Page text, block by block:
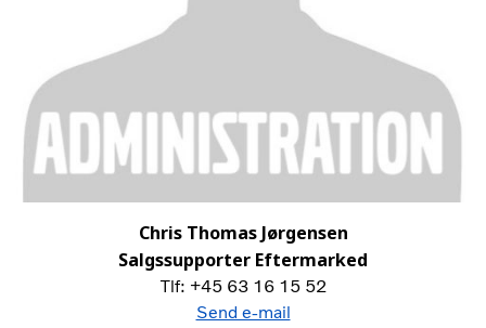
Chris Thomas Jørgensen
Salgssupporter Eftermarked
Tlf: +45 63 16 15 52
Send e-mail